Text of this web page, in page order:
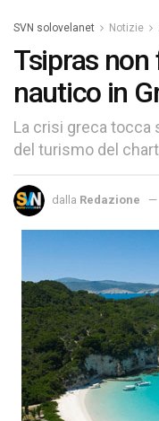
SVN solovelanet Notizie
Tsipras
nautico in
La crisi greca tocca
del turismo del
dalla Redazione